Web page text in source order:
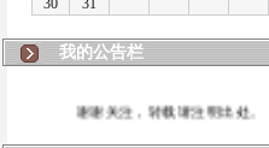
我的公告栏